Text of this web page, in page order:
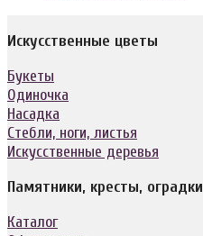
Искусственные цветы
Букеты
Одиночка
Насадка
Стебли, ноги, листья
Искусственные деревья
Памятники, кресты, оградки
Каталог